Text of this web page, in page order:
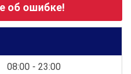
об ошибке!
08:00 - 23:00